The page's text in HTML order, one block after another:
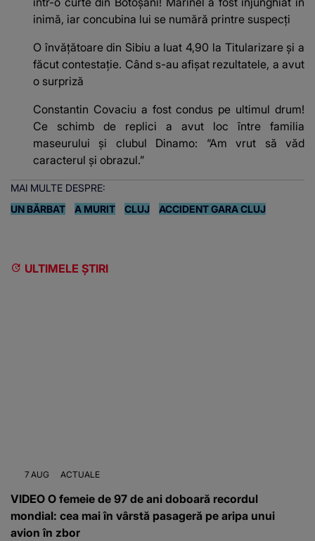
inimă, iar concubina lui se numără printre suspecți
O învățătoare din Sibiu a luat 4,90 la Titularizare și a
făcut contestație. Când s-au afișat rezultatele, a avut
o surpriză
Constantin Covaciu a fost condus pe ultimul drum!
Ce schimb de replici a avut loc între familia
maseurului și clubul Dinamo: “Am vrut să văd
caracterul și obrazul.”
MAI MULTE DESPRE:
UN BĂRBAT
A MURIT CLUJ ACCIDENT GARA CLUJ
ULTIMELE ȘTIRI
7 AUG ACTUALE
VIDEO O femeie de 97 de ani doboară recordul
mondial: cea mai în vârstă pasageră pe aripa unui
avion în zbor